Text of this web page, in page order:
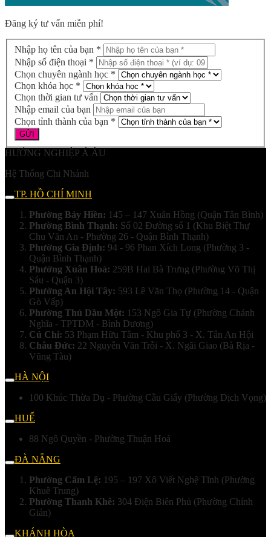
Đăng ký tư vấn miễn phí!
Nhập họ tên của bạn *
Nhập số điện thoại *
Chọn chuyên ngành học *
Chọn khóa học *
Chọn thời gian tư vấn
Nhập email của bạn
Chọn tỉnh thành của bạn *
HƯỚNG NGHIỆP Á ÂU
Hệ Thống Chi Nhánh
TP. HỒ CHÍ MINH
Phường Bảy Hiền: 145 – 147 Xuân Hồng (Quận Tân Bình)
Phường Bình Thạnh: Số 02 Đường số 1 (Khu Biệt Thự
Chu Văn An - Phường 26 - Quận Bình Thạnh)
Phường Gia Định: 94 - 96 Phan Xích Long (Phường 3 -
Quận Bình Thạnh)
Phường Xuân Hoà: 259B Hai Bà Trưng (Phường Võ Thị
Sáu - Quận 3)
Phường An Hội Tây: 593 Lê Văn Thọ (Phường 14 - Quận
Gò Vấp)
Phường Thủ Dầu Một: 153 Ngô Gia Tự (Phường Chánh
Nghĩa - TPTDM - Bình Dương)
Củ Chi: 53 Phạm Hữu Tâm - Khu phố 3 - X. Tân An Hội
Châu Đức: 22 Nguyễn Văn Trỗi - X. Ngãi Giao (Bà Rịa -
Vũng Tàu)
HÀ NỘI
100 Khúc Thừa Dụ - Phường Cầu Giấy (Phường Dịch Vọng)
HUẾ
88 Ngô Quyền - Phường Thuận Hoá
ĐÀ NẴNG
Phường Cẩm Lệ: 195 – 197 Xô Viết Nghệ Tĩnh (Phường
Khuê Trung)
Phường Thanh Khê: 304 Điện Biên Phủ (Phường Chính
Gián)
KHÁNH HÒA